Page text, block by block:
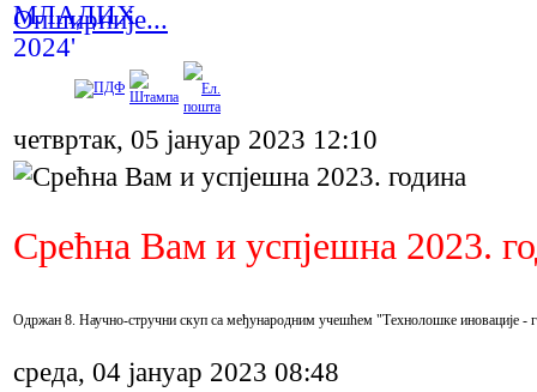
Опширније...
четвртак, 05 јануар 2023 12:10
Срећна Вам и успјешна 2023.
Одржан 8. Научно-стручни скуп са међународним учешћем "Технолошке иновације -
среда, 04 јануар 2023 08:48